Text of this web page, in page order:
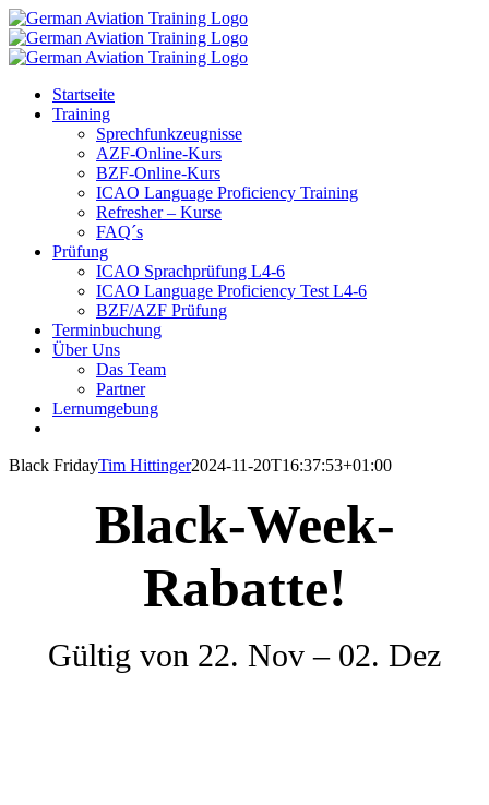
Zum
Inhalt
springen
Startseite
Training
Sprechfunkzeugnisse
AZF-Online-Kurs
BZF-Online-Kurs
ICAO Language Proficiency Training
Refresher – Kurse
FAQ´s
Prüfung
ICAO Sprachprüfung L4-6
ICAO Language Proficiency Test L4-6
BZF/AZF Prüfung
Terminbuchung
Über Uns
Das Team
Partner
Lernumgebung
Black FridayTim Hittinger2024-11-20T16:37:53+01:00
Black-Week-
Rabatte!
Gültig von 22. Nov – 02. Dez